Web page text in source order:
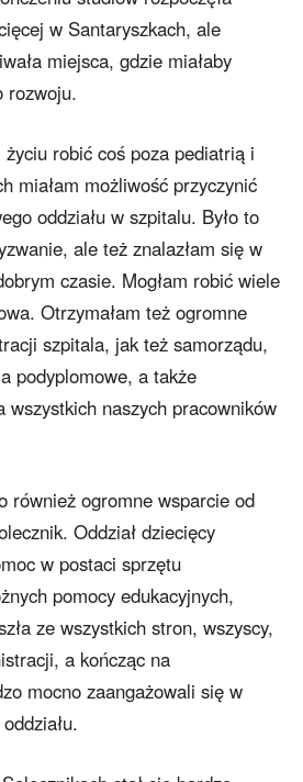
w Santaryszkach, ale
miejsca, gdzie miałaby
rozwoju.
robić coś poza pediatrią i
miałam możliwość przyczynić
oddziału w szpitalu. Było to
ale też znalazłam się w
czasie. Mogłam robić wiele
Otrzymałam też ogromne
szpitala, jak też samorządu,
podyplomowe, a także
wszystkich naszych pracowników
również ogromne wsparcie od
Oddział dziecięcy
w postaci sprzętu
pomocy edukacyjnych,
ze wszystkich stron, wszyscy,
a kończąc na
mocno zaangażowali się w